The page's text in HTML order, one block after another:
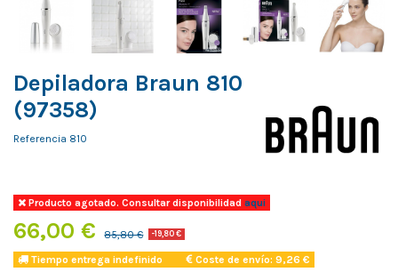
Depiladora Braun 810
(97358)
Referencia 810
Producto agotado. Consultar disponibilidadaqui
66,00 € 85,80 € -19,80 €
Tiempo entrega indefinido Coste de envío: 9,26 €